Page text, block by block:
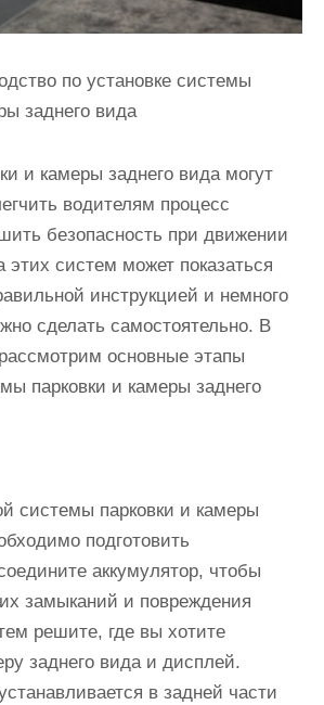
по установке системы
заднего вида
и камеры заднего вида могут
водителям процесс
безопасность при движении
этих систем может показаться
инструкцией и немного
сделать самостоятельно. В
основные этапы
парковки и камеры заднего
системы парковки и камеры
подготовить
аккумулятор, чтобы
замыканий и повреждения
решите, где вы хотите
заднего вида и дисплей.
в задней части